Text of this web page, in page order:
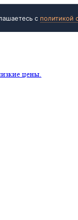
с политикой
цены.